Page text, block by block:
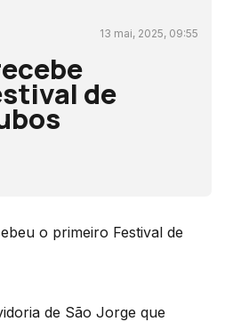
13 mai, 2025, 09:55
de
o primeiro Festival de
de São Jorge que